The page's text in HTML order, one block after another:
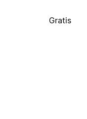
Gratis